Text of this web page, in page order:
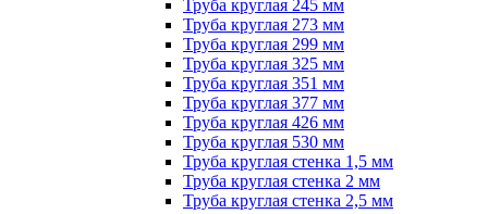
Труба круглая 245 мм
Труба круглая 273 мм
Труба круглая 299 мм
Труба круглая 325 мм
Труба круглая 351 мм
Труба круглая 377 мм
Труба круглая 426 мм
Труба круглая 530 мм
Труба круглая стенка 1,5 мм
Труба круглая стенка 2 мм
Труба круглая стенка 2,5 мм